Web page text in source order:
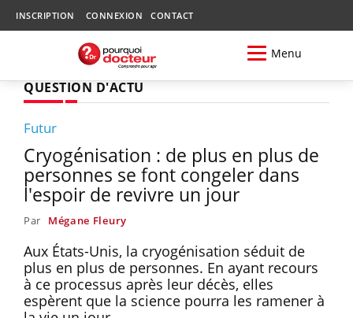
INSCRIPTION CONNEXION CONTACT
Menu
QUESTION D'ACTU
Futur
Cryogénisation : de plus en plus de
personnes se font congeler dans
l'espoir de revivre un jour
Par Mégane Fleury
Aux États-Unis, la cryogénisation séduit de
plus en plus de personnes. En ayant recours
à ce processus après leur décès, elles
espèrent que la science pourra les ramener à